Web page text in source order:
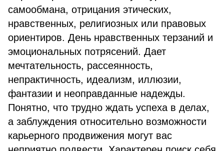
самообмана, отрицания этических,
нравственных, религиозных или правовых
ориентиров. День нравственных терзаний и
эмоциональных потрясений. Дает
мечтательность, рассеянность,
непрактичность, идеализм, иллюзии,
фантазии и неоправданные надежды.
Понятно, что трудно ждать успеха в делах,
а заблуждения относительно возможности
карьерного продвижения могут вас